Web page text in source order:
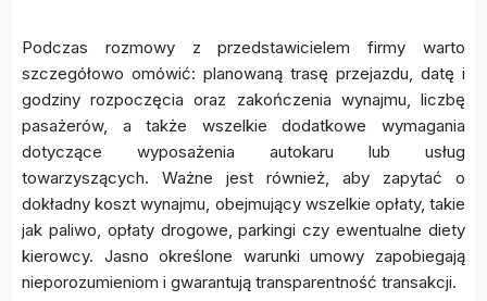
Podczas rozmowy z przedstawicielem firmy warto
szczegółowo omówić: planowaną trasę przejazdu, datę i
godziny rozpoczęcia oraz zakończenia wynajmu, liczbę
pasażerów, a także wszelkie dodatkowe wymagania
dotyczące wyposażenia autokaru lub usług
towarzyszących. Ważne jest również, aby zapytać o
dokładny koszt wynajmu, obejmujący wszelkie opłaty, takie
jak paliwo, opłaty drogowe, parkingi czy ewentualne diety
kierowcy. Jasno określone warunki umowy zapobiegają
nieporozumieniom i gwarantują transparentność transakcji.